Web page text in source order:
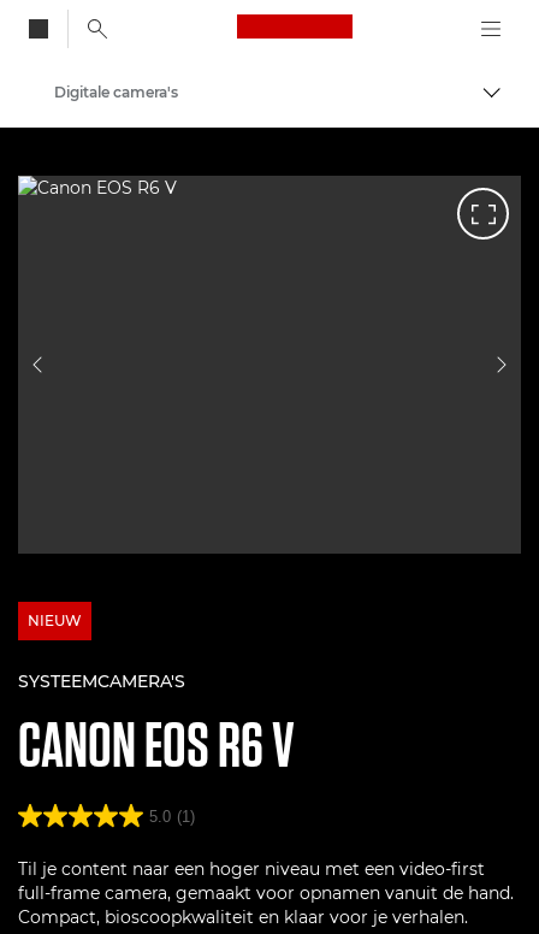
Canon Logo, back
Digitale camera's
VORIGE DIA
NIEUW
SYSTEEMCAMERA'S
CANONEOS R6 V
5.0 (1)
Til je content naar een hoger niveau met een video-first
full-frame camera, gemaakt voor opnamen vanuit de hand.
Compact, bioscoopkwaliteit en klaar voor je verhalen.